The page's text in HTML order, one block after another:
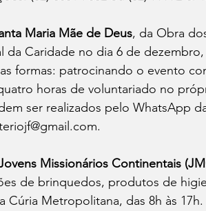
Maria Mãe de Deus, da Obra
da Caridade no dia 6 de
formas: patrocinando o evento
horas de voluntariado no
ser realizados pelo WhatsApp
.
Missionários Continentais
de brinquedos, produtos de
Cúria Metropolitana, das 8h às